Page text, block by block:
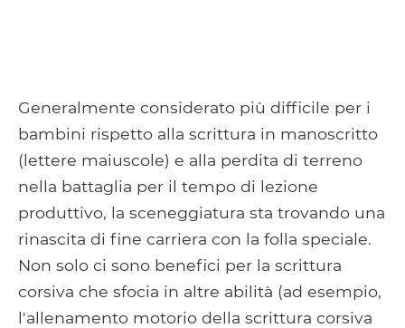
Generalmente considerato più difficile per i
bambini rispetto alla scrittura in manoscritto
(lettere maiuscole) e alla perdita di terreno
nella battaglia per il tempo di lezione
produttivo, la sceneggiatura sta trovando una
rinascita di fine carriera con la folla speciale.
Non solo ci sono benefici per la scrittura
corsiva che sfocia in altre abilità (ad esempio,
l'allenamento motorio della scrittura corsiva